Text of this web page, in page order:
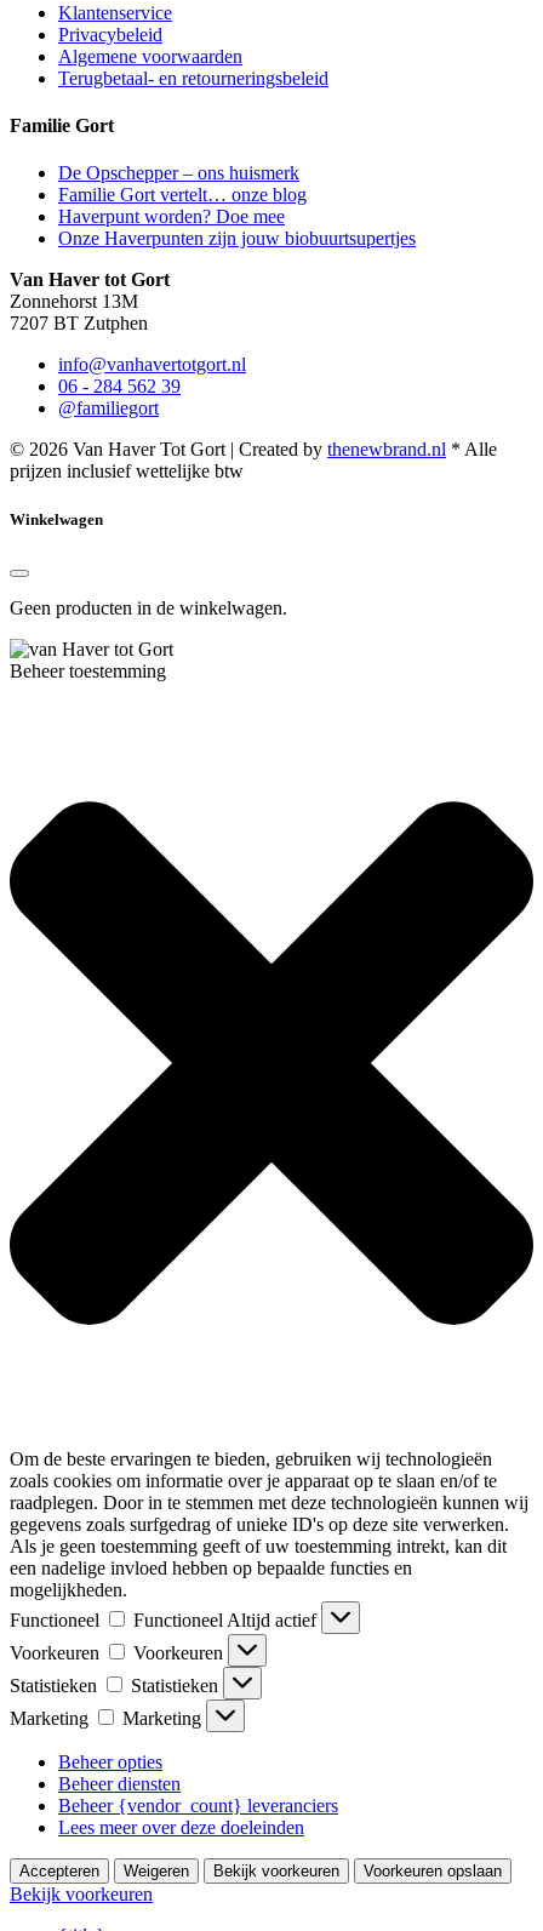
Klantenservice
Privacybeleid
Algemene voorwaarden
Terugbetaal- en retourneringsbeleid
Familie Gort
De Opschepper – ons huismerk
Familie Gort vertelt… onze blog
Haverpunt worden? Doe mee
Onze Haverpunten zijn jouw biobuurtsupertjes
Van Haver tot Gort
Zonnehorst 13M
7207 BT Zutphen
info@vanhavertotgort.nl
06 - 284 562 39
@familiegort
© 2026 Van Haver Tot Gort | Created by thenewbrand.nl * Alle
prijzen inclusief wettelijke btw
Winkelwagen
Geen producten in de winkelwagen.
Beheer toestemming
Om de beste ervaringen te bieden, gebruiken wij technologieën
zoals cookies om informatie over je apparaat op te slaan en/of te
raadplegen. Door in te stemmen met deze technologieën kunnen wij
gegevens zoals surfgedrag of unieke ID's op deze site verwerken.
Als je geen toestemming geeft of uw toestemming intrekt, kan dit
een nadelige invloed hebben op bepaalde functies en
mogelijkheden.
Functioneel
Functioneel Altijd actief
Voorkeuren
Voorkeuren
Statistieken
Statistieken
Marketing
Marketing
Beheer opties
Beheer diensten
Beheer {vendor_count} leveranciers
Lees meer over deze doeleinden
Accepteren Weigeren Bekijk voorkeuren Voorkeuren opslaan
Bekijk voorkeuren